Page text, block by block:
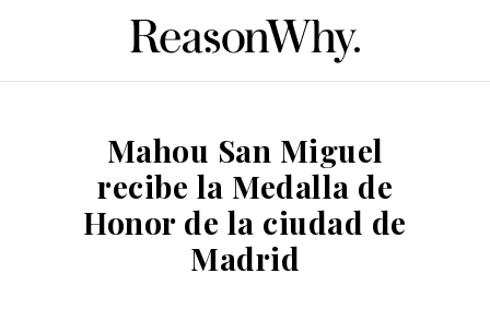
Mahou San Miguel
recibe la Medalla de
Honor de la ciudad de
Madrid